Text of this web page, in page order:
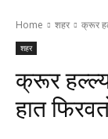
Home शहर क्रूर
शहर
क्रूर
हात